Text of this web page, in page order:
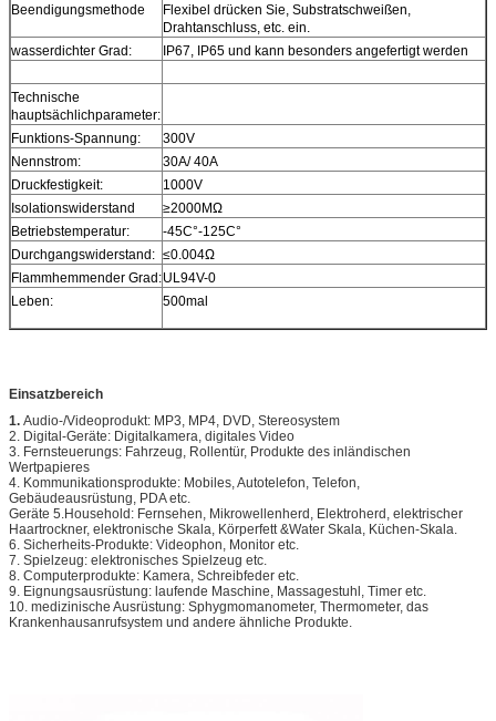
Beendigungsmethode
Flexibel drücken Sie, Substratschweißen,
Drahtanschluss, etc. ein.
wasserdichter Grad:
IP67, IP65 und kann besonders angefertigt werden
Technische
hauptsächlichparameter:
Funktions-Spannung:
300V
Nennstrom:
30A/ 40A
Druckfestigkeit:
1000V
Isolationswiderstand
≥2000MΩ
Betriebstemperatur:
-45C°-125C°
Durchgangswiderstand: ≤0.004Ω
Flammhemmender Grad:UL94V-0
Leben:
500mal
Einsatzbereich
1. Audio-/Videoprodukt: MP3, MP4, DVD, Stereosystem
2. Digital-Geräte: Digitalkamera, digitales Video
3. Fernsteuerungs: Fahrzeug, Rollentür, Produkte des inländischen
Wertpapieres
4. Kommunikationsprodukte: Mobiles, Autotelefon, Telefon,
Gebäudeausrüstung, PDA etc.
Geräte 5.Household: Fernsehen, Mikrowellenherd, Elektroherd, elektrischer
Haartrockner, elektronische Skala, Körperfett &Water Skala, Küchen-Skala.
6. Sicherheits-Produkte: Videophon, Monitor etc.
7. Spielzeug: elektronisches Spielzeug etc.
8. Computerprodukte: Kamera, Schreibfeder etc.
9. Eignungsausrüstung: laufende Maschine, Massagestuhl, Timer etc.
10. medizinische Ausrüstung: Sphygmomanometer, Thermometer, das
Krankenhausanrufsystem und andere ähnliche Produkte.